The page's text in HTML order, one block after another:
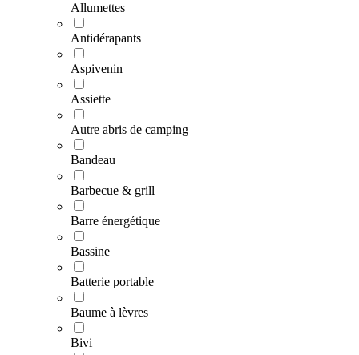
Allumettes
Antidérapants
Aspivenin
Assiette
Autre abris de camping
Bandeau
Barbecue & grill
Barre énergétique
Bassine
Batterie portable
Baume à lèvres
Bivi